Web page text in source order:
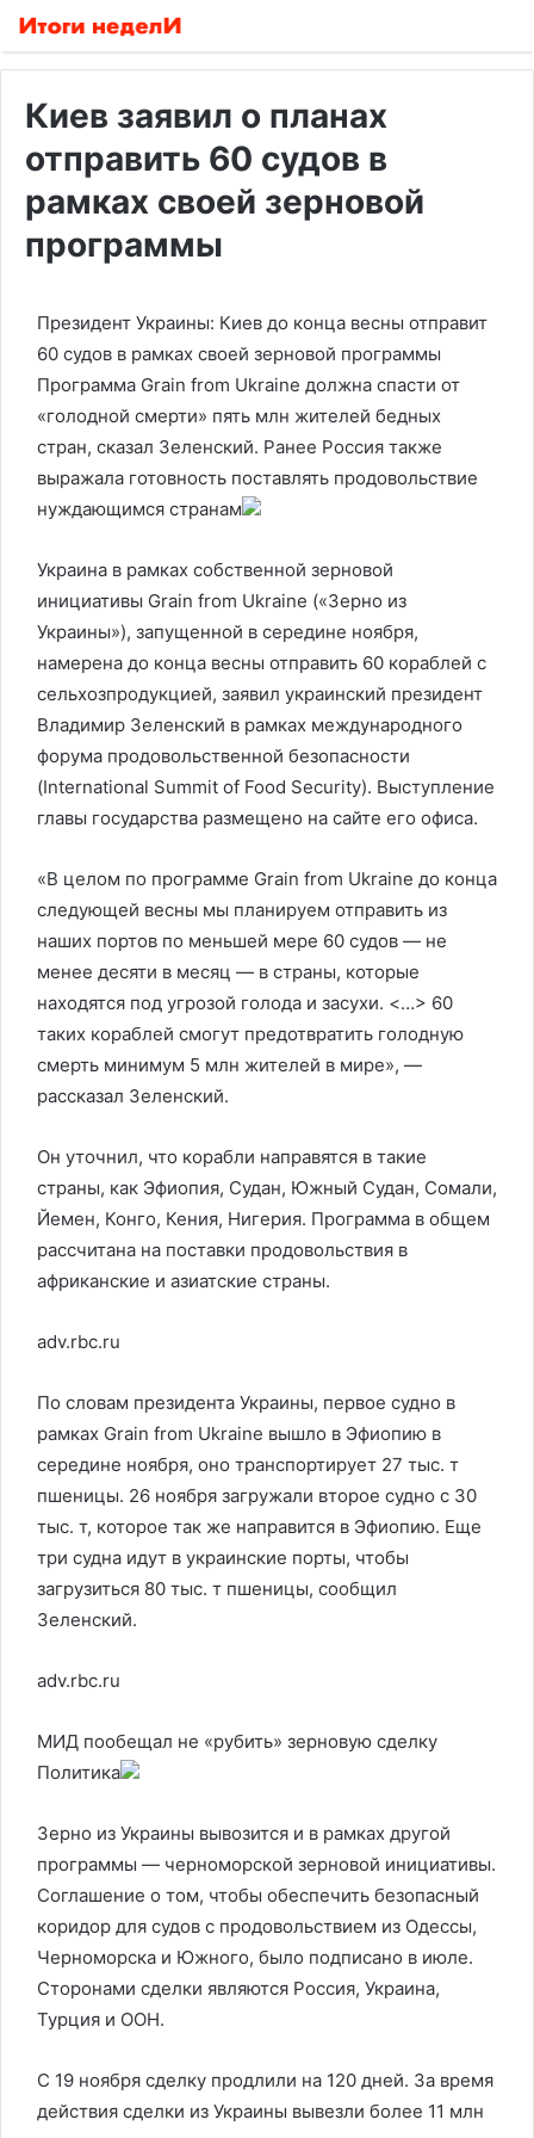
Киев заявил о планах
отправить 60 судов в
рамках своей зерновой
программы
Президент Украины: Киев до конца весны отправит
60 судов в рамках своей зерновой программы
Программа Grain from Ukraine должна спасти от
«голодной смерти» пять млн жителей бедных
стран, сказал Зеленский. Ранее Россия также
выражала готовность поставлять продовольствие
нуждающимся странам
Украина в рамках собственной зерновой
инициативы Grain from Ukraine («Зерно из
Украины»), запущенной в середине ноября,
намерена до конца весны отправить 60 кораблей с
сельхозпродукцией, заявил украинский президент
Владимир Зеленский в рамках международного
форума продовольственной безопасности
(International Summit of Food Security). Выступление
главы государства размещено на сайте его офиса.
«В целом по программе Grain from Ukraine до конца
следующей весны мы планируем отправить из
наших портов по меньшей мере 60 судов — не
менее десяти в месяц — в страны, которые
находятся под угрозой голода и засухи. <…> 60
таких кораблей смогут предотвратить голодную
смерть минимум 5 млн жителей в мире», —
рассказал Зеленский.
Он уточнил, что корабли направятся в такие
страны, как Эфиопия, Судан, Южный Судан, Сомали,
Йемен, Конго, Кения, Нигерия. Программа в общем
рассчитана на поставки продовольствия в
африканские и азиатские страны.
adv.rbc.ru
По словам президента Украины, первое судно в
рамках Grain from Ukraine вышло в Эфиопию в
середине ноября, оно транспортирует 27 тыс. т
пшеницы. 26 ноября загружали второе судно с 30
тыс. т, которое так же направится в Эфиопию. Еще
три судна идут в украинские порты, чтобы
загрузиться 80 тыс. т пшеницы, сообщил
Зеленский.
adv.rbc.ru
МИД пообещал не «рубить» зерновую сделку
Политика
Зерно из Украины вывозится и в рамках другой
программы — черноморской зерновой инициативы.
Соглашение о том, чтобы обеспечить безопасный
коридор для судов с продовольствием из Одессы,
Черноморска и Южного, было подписано в июле.
Сторонами сделки являются Россия, Украина,
Турция и ООН.
С 19 ноября сделку продлили на 120 дней. За время
действия сделки из Украины вывезли более 11 млн